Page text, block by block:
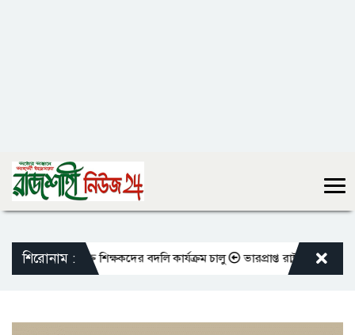
শিরোনাম :
এমপিওভুক্ত শিক্ষকদের বদলি কার্যক্রম চালু ভারপ্রাপ্ত রাষ্ট্রপতিকে শুভেচ্ছা